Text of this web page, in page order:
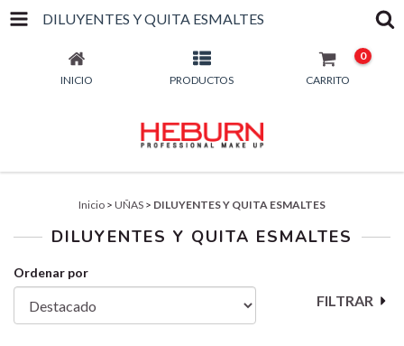
DILUYENTES Y QUITA ESMALTES
INICIO PRODUCTOS CARRITO
0
Inicio > UÑAS > DILUYENTES Y QUITA ESMALTES
DILUYENTES Y QUITA ESMALTES
Ordenar por
FILTRAR